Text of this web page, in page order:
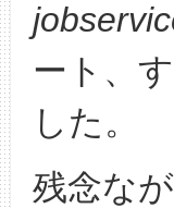
ート、
した。
残念な